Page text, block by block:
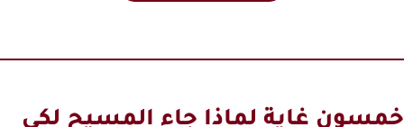
خمسون غاية لماذا جاء المسيح لكي